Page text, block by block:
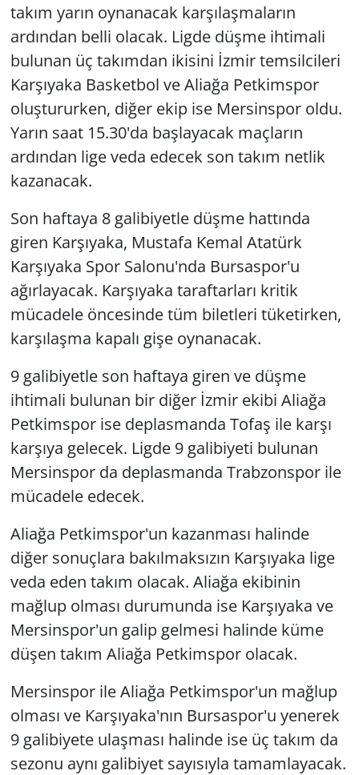
takım yarın oynanacak karşılaşmaların
ardından belli olacak. Ligde düşme ihtimali
bulunan üç takımdan ikisini İzmir temsilcileri
Karşıyaka Basketbol ve Aliağa Petkimspor
oluştururken, diğer ekip ise Mersinspor oldu.
Yarın saat 15.30'da başlayacak maçların
ardından lige veda edecek son takım netlik
kazanacak.
Son haftaya 8 galibiyetle düşme hattında
giren Karşıyaka, Mustafa Kemal Atatürk
Karşıyaka Spor Salonu'nda Bursaspor'u
ağırlayacak. Karşıyaka taraftarları kritik
mücadele öncesinde tüm biletleri tüketirken,
karşılaşma kapalı gişe oynanacak.
9 galibiyetle son haftaya giren ve düşme
ihtimali bulunan bir diğer İzmir ekibi Aliağa
Petkimspor ise deplasmanda Tofaş ile karşı
karşıya gelecek. Ligde 9 galibiyeti bulunan
Mersinspor da deplasmanda Trabzonspor ile
mücadele edecek.
Aliağa Petkimspor'un kazanması halinde
diğer sonuçlara bakılmaksızın Karşıyaka lige
veda eden takım olacak. Aliağa ekibinin
mağlup olması durumunda ise Karşıyaka ve
Mersinspor'un galip gelmesi halinde küme
düşen takım Aliağa Petkimspor olacak.
Mersinspor ile Aliağa Petkimspor'un mağlup
olması ve Karşıyaka'nın Bursaspor'u yenerek
9 galibiyete ulaşması halinde ise üç takım da
sezonu aynı galibiyet sayısıyla tamamlayacak.